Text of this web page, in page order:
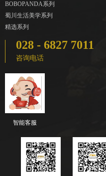
BOBOPANDA系列
蜀川生活美学系列
精选系列
028 - 6827 7011
咨询电话
智能客服